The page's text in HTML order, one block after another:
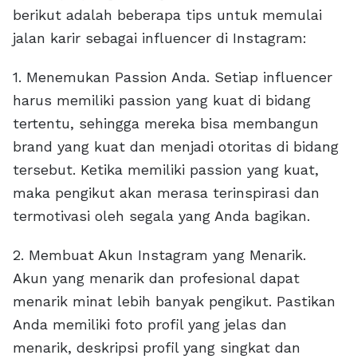
berikut adalah beberapa tips untuk memulai
jalan karir sebagai influencer di Instagram:
1. Menemukan Passion Anda. Setiap influencer
harus memiliki passion yang kuat di bidang
tertentu, sehingga mereka bisa membangun
brand yang kuat dan menjadi otoritas di bidang
tersebut. Ketika memiliki passion yang kuat,
maka pengikut akan merasa terinspirasi dan
termotivasi oleh segala yang Anda bagikan.
2. Membuat Akun Instagram yang Menarik.
Akun yang menarik dan profesional dapat
menarik minat lebih banyak pengikut. Pastikan
Anda memiliki foto profil yang jelas dan
menarik, deskripsi profil yang singkat dan